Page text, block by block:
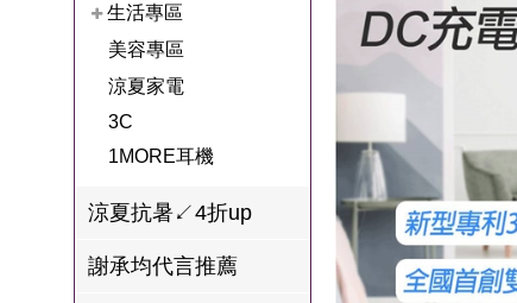
名
百味人生戲劇
型男大主廚聯
名
節目聯名商品
推薦
焙
鍋物 l 藥膳 l 滴
雞精
林聰明沙鍋魚
冷藏 | 冷凍食品
李大娘手工水
寢具│床墊
宗教開運
ELVIS愛菲斯
配件
PP波瑟楓妮品
牌館
OUR FAMILY
一家人
甘味人生
狀元堂牛樟芝
十時塑
男內褲
NEONER
涼夏家電
3C
1MORE耳機
生活專區
美容專區
涼夏家電
3C
1MORE耳機
涼夏抗暑↙4折up
謝承均代言推薦